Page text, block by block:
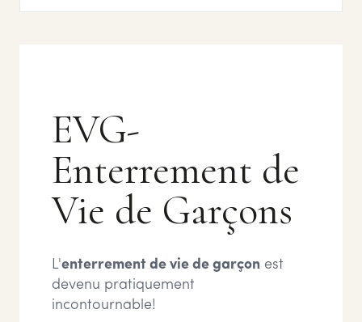
EVG-
Enterrement de
Vie de Garçons
L'enterrement de vie de garçon est
devenu pratiquement
incontournable!